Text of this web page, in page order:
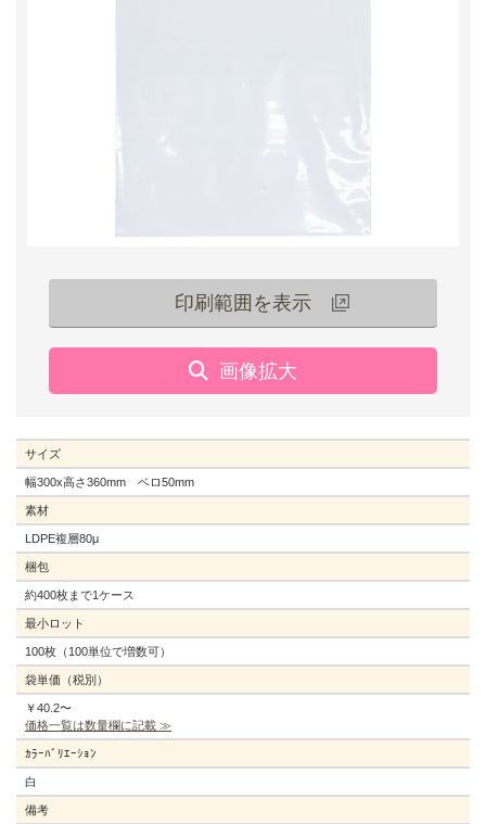
印刷範囲を表示
サイズ
幅300x高さ360mm ベロ50mm
素材
LDPE複層80μ
梱包
約400枚まで1ケース
最小ロット
100枚（100単位で増数可）
袋単価（税別）
￥40.2〜
価格一覧は数量欄に記載 ≫
ｶﾗｰﾊﾞﾘｴｰｼｮﾝ
白
備考